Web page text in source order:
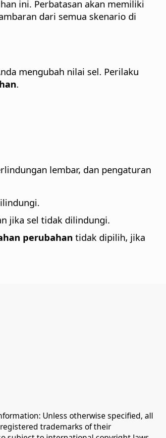
ini. Perbatasan akan memiliki
dari semua skenario di
mengubah nilai sel. Perilaku
.
lembar, dan pengaturan
jika sel tidak dilindungi.
perubahan tidak dipilih, jika
Unless otherwise specified, all
registered trademarks of their